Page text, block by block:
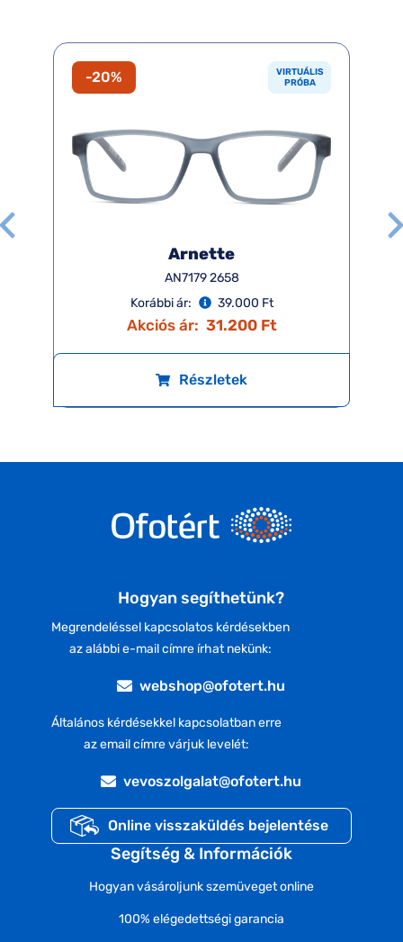
-20%
VIRTUÁLIS
PRÓBA
Arnette
AN7179 2658
Korábbi ár:
39.000 Ft
Akciós ár: 31.200 Ft
Részletek
Hogyan segíthetünk?
Megrendeléssel kapcsolatos kérdésekben
az alábbi e-mail címre írhat nekünk:
webshop@ofotert.hu
Általános kérdésekkel kapcsolatban erre
az email címre várjuk levelét:
vevoszolgalat@ofotert.hu
Online visszaküldés bejelentése
Segítség & Információk
Hogyan vásároljunk szemüveget online
100% elégedettségi garancia